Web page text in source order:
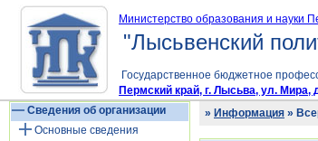
Министерство образования и науки
"Лысьвенский
Государственное бюджетное
Пермский край, г. Лысьва, ул. Мира,
Сведения об организации
Основные сведения
» Информация »